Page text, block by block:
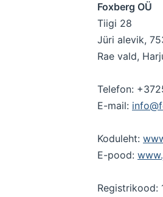
Foxberg OÜ
Tiigi 28
Jüri alevik,
Rae vald,
Telefon:
E-mail:
Koduleht:
E-pood: